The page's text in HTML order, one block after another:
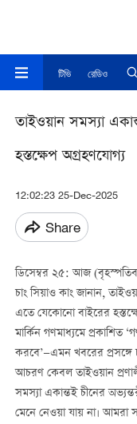
টিভি রেডিও
তাইওয়ান সমস্যা
হস্তক্ষেপ অগ্রহণযোগ্য
12:02:23 25-Dec-2025
Share
ডিসেম্বর ২৫: আজ
চাং সিয়াও কাং জানান,
এতে যেকোনো বাইরের
মার্কিন গণমাধ্যমে
করবে’—এমন খবরের প্রসঙ্গে
আচরণ কেবল তাইওয়ান
সমস্যা একান্তই চীনের
মেনে নেওয়া যায় না। আমরা